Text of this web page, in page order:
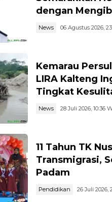
dengan
News 06 Agustus 2026,
Kemarau
LIRA Kalteng
Tingkat
News 28 Juli 2026, 10:36
11 Tahun TK
Transmigrasi,
Padam
Pendidikan 26 Juli 2026,